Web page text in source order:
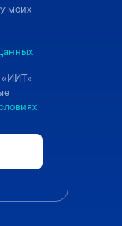
моих
«ИИТ»